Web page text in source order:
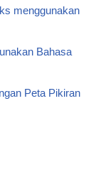
menggunakan
Bahasa
Peta Pikiran